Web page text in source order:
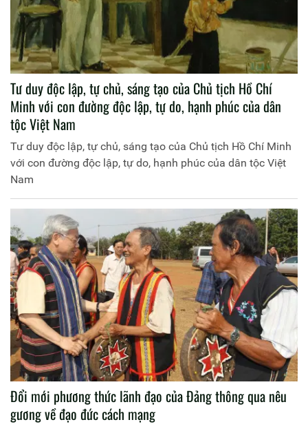
Tư duy độc lập, tự chủ, sáng tạo của Chủ tịch Hồ Chí
Minh với con đường độc lập, tự do, hạnh phúc của dân
tộc Việt Nam
Tư duy độc lập, tự chủ, sáng tạo của Chủ tịch Hồ Chí Minh
với con đường độc lập, tự do, hạnh phúc của dân tộc Việt
Nam
Đổi mới phương thức lãnh đạo của Đảng thông qua nêu
gương về đạo đức cách mạng